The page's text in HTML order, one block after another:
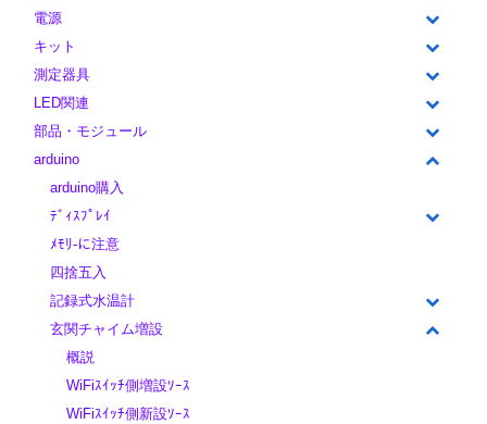
電源
キット
測定器具
LED関連
部品・モジュール
arduino
arduino購入
ﾃﾞｨｽﾌﾟﾚｲ
ﾒﾓﾘ-に注意
四捨五入
記録式水温計
玄関チャイム増設
概説
WiFiｽｲｯﾁ側増設ｿｰｽ
WiFiｽｲｯﾁ側新設ｿｰｽ